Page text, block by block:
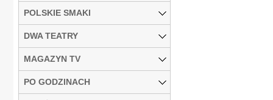
POLSKIE SMAKI
DWA TEATRY
MAGAZYN TV
PO GODZINACH